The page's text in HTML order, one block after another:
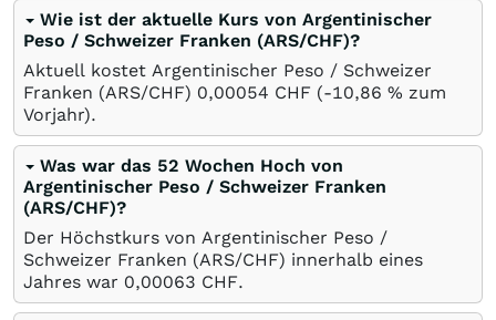
Wie ist der aktuelle Kurs von Argentinischer
Peso / Schweizer Franken (ARS/CHF)?
Aktuell kostet Argentinischer Peso / Schweizer
Franken (ARS/CHF) 0,00054 CHF (-10,86 % zum
Vorjahr).
Was war das 52 Wochen Hoch von
Argentinischer Peso / Schweizer Franken
(ARS/CHF)?
Der Höchstkurs von Argentinischer Peso /
Schweizer Franken (ARS/CHF) innerhalb eines
Jahres war 0,00063 CHF.